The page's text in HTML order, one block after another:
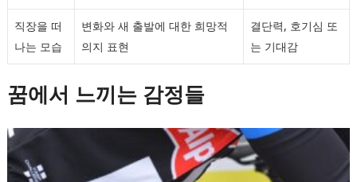
직장을 떠
나는 모습
변화와 새 출발에 대한 희망적
의지 표현
결단력, 호기심 또
는 기대감
꿈에서 느끼는 감정들